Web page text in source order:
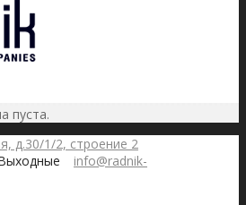
пуста.
д.30/1/2, строение 2
info@radnik-